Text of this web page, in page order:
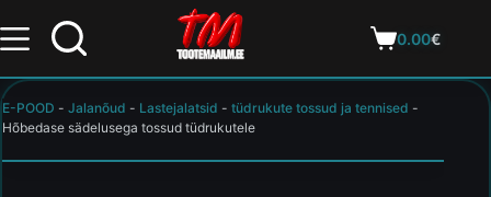
0.00€
E-POOD - Jalanõud - Lastejalatsid - tüdrukute tossud ja tennised -
Hõbedase sädelusega tossud tüdrukutele